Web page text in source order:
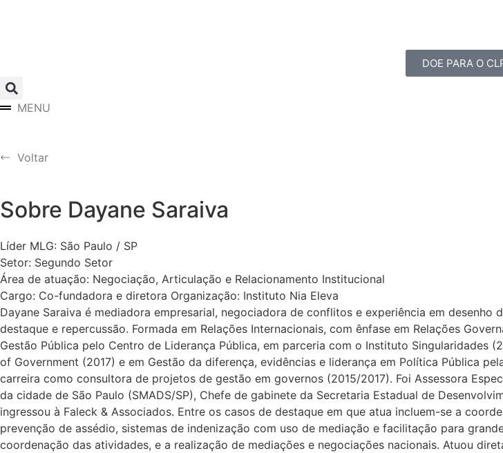
DOE PARA O
MENU
Voltar
Sobre Dayane Saraiva
Líder MLG: São Paulo / SP
Setor: Segundo Setor
Área de atuação: Negociação, Articulação e Relacionamento Institucional
Cargo: Co-fundadora e diretora Organização: Instituto Nia Eleva
Dayane Saraiva é mediadora empresarial, negociadora de conflitos e experiência em
destaque e repercussão. Formada em Relações Internacionais, com ênfase em Relações
Gestão Pública pelo Centro de Liderança Pública, em parceria com o Instituto Singularidades
of Government (2017) e em Gestão da diferença, evidências e liderança em Política Pública
carreira como consultora de projetos de gestão em governos (2015/2017). Foi Assessora
da cidade de São Paulo (SMADS/SP), Chefe de gabinete da Secretaria Estadual de
ingressou à Faleck & Associados. Entre os casos de destaque em que atua incluem-se a
prevenção de assédio, sistemas de indenização com uso de mediação e facilitação para
coordenação das atividades, e a realização de mediações e negociações nacionais. Atuou